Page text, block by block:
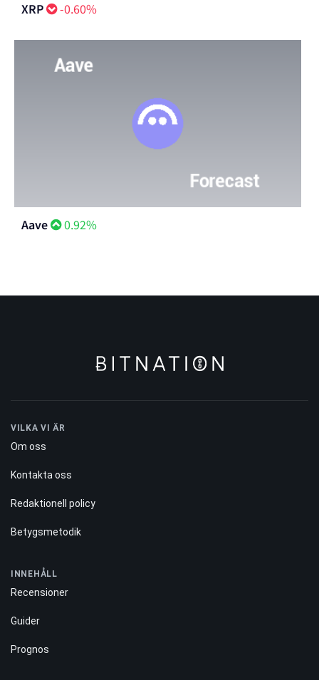
XRP -0.60%
Aave 0.92%
VILKA VI ÄR
Om oss
Kontakta oss
Redaktionell policy
Betygsmetodik
INNEHÅLL
Recensioner
Guider
Prognos